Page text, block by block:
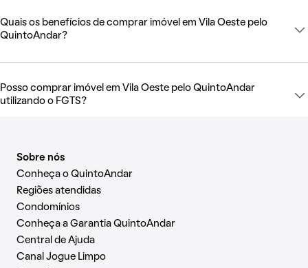
Quais os benefícios de comprar imóvel em Vila Oeste pelo
QuintoAndar?
Posso comprar imóvel em Vila Oeste pelo QuintoAndar
utilizando o FGTS?
Sobre nós
Conheça o QuintoAndar
Regiões atendidas
Condomínios
Conheça a Garantia QuintoAndar
Central de Ajuda
Canal Jogue Limpo